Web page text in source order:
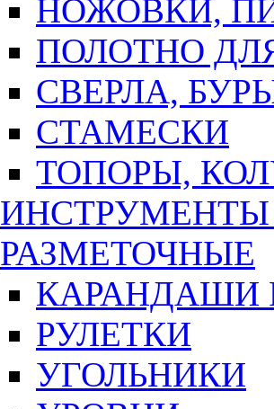
НОЖОВКИ,
ПОЛОТНО
СВЕРЛА,
СТАМЕСКИ
ТОПОРЫ,
ИНСТРУМЕНТЫ
РАЗМЕТОЧНЫЕ
КАРАНДАШИ
РУЛЕТКИ
УГОЛЬНИКИ